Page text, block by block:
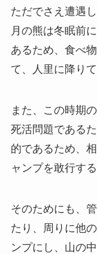
ただでさえ遭遇
月の熊は冬眠前
あるため、食べ
て、人里に降り
また、この時期
死活問題である
的であるため、
ャンプを敢行す
そのためにも、
たり、周りに他
ンプにし、山の